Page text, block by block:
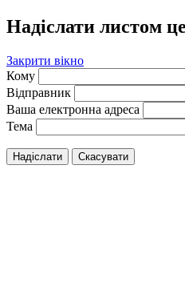
Надіслати листом
Закрити вікно
Кому
Відправник
Ваша електронна адреса
Тема
Надіслати Скасувати